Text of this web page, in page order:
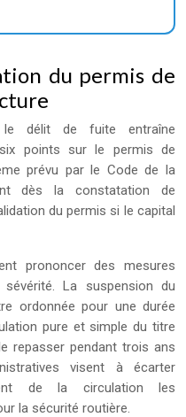
du permis de
le délit de fuite entraîne
points sur le permis de
prévu par le Code de la
dès la constatation de
du permis si le capital
prononcer des mesures
sévérité. La suspension du
ordonnée pour une durée
pure et simple du titre
repasser pendant trois ans
visent à écarter
de la circulation les
la sécurité routière.